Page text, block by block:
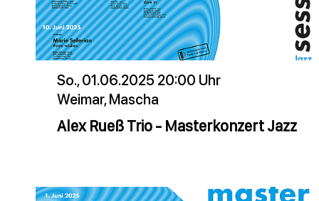
So., 01.06.2025 20:00 Uhr
Weimar, Mascha
Alex Rueß Trio - Masterkonzert Jazz